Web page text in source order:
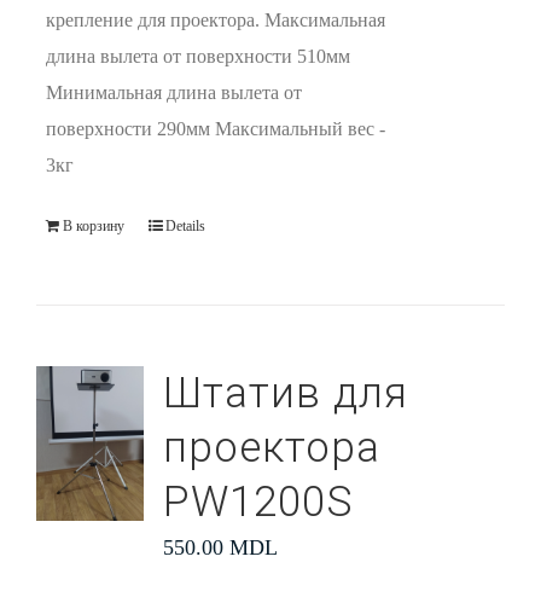
крепление для проектора. Максимальная
длина вылета от поверхности 510мм
Минимальная длина вылета от
поверхности 290мм Максимальный вес -
3кг
В корзину Details
Штатив для
проектора
PW1200S
550.00 MDL